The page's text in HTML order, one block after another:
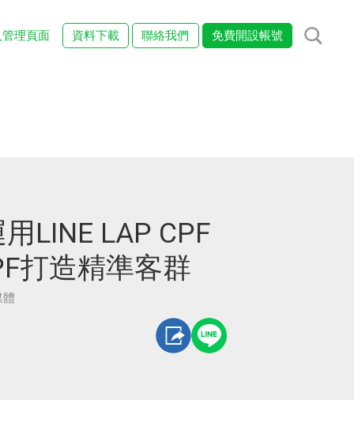
理頁面 資料下載 聯絡我們 免費開設帳號
LINE LAP CPF
打造精準客群
體